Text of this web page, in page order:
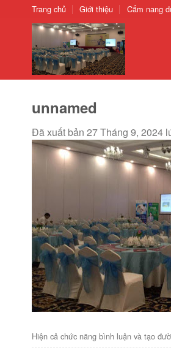
ChuyểnTrang chủ Giới thiệu Cẩm nang
unnamed
Đã xuất bản 27 Tháng 9, 2024
Hiện cả chức năng bình luận và tạo